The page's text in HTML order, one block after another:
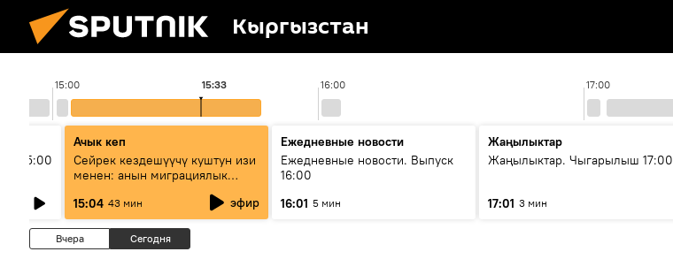
Кыргызстан
15:00 16:00 17:00
15:33
15:00
Ачык кеп
Сейрек кездешүүчү куштун изи
менен: анын миграциялык
жолу эмнеден кабар берет?
15:04 43 мин эфир
Ежедневные новости
Ежедневные новости. Выпуск
16:00
16:01 5 мин
Жаңылыктар
Жаңылыктар. Чыгарылыш 17:00
17:01 3 мин
Вчера Сегодня